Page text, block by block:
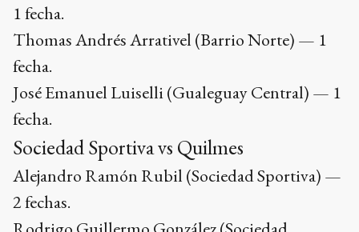
1 fecha.
Thomas Andrés Arrativel (Barrio Norte) — 1
fecha.
José Emanuel Luiselli (Gualeguay Central) — 1
fecha.
Sociedad Sportiva vs Quilmes
Alejandro Ramón Rubil (Sociedad Sportiva) —
2 fechas.